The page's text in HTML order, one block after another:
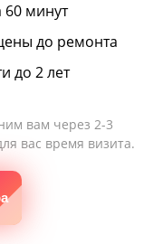
60 минут
до ремонта
до 2 лет
вам через 2-3
вас время визита.